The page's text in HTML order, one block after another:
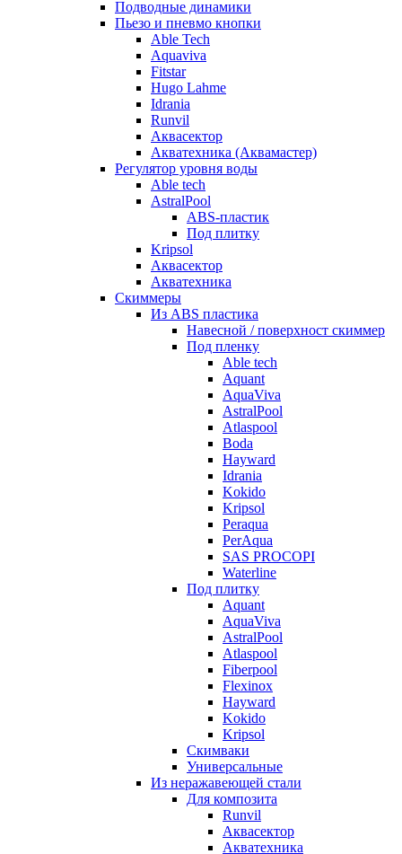
Подводные динамики
Пьезо и пневмо кнопки
Able Tech
Aquaviva
Fitstar
Hugo Lahme
Idrania
Runvil
Аквасектор
Акватехника (Аквамастер)
Регулятор уровня воды
Able tech
AstralPool
ABS-пластик
Под плитку
Kripsol
Аквасектор
Акватехника
Скиммеры
Из ABS пластика
Навесной / поверхност скиммер
Под пленку
Able tech
Aquant
AquaViva
AstralPool
Atlaspool
Boda
Hayward
Idrania
Kokido
Kripsol
Peraqua
PerAqua
SAS PROCOPI
Waterline
Под плитку
Aquant
AquaViva
AstralPool
Atlaspool
Fiberpool
Flexinox
Hayward
Kokido
Kripsol
Скимваки
Универсальные
Из неражавеющей стали
Для композита
Runvil
Аквасектор
Акватехника